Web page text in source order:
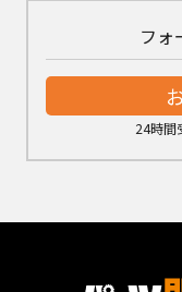
フォ
24時間